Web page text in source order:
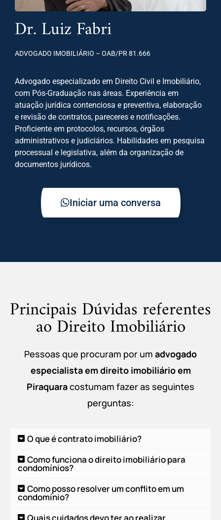
Dr. Luiz Fabri
ADVOGADO IMOBILIÁRIO – OAB/PR 81.666
Advogado especializado em Direito Civil e Imobiliário,
com Pós-Graduação nas áreas. Experiência em
atuação jurídica contenciosa e preventiva, elaboração
e revisão de contratos, pareceres e notificações.
Proficiente em protocolos, recursos, órgãos
administrativos e judiciários. Habilidades em pesquisa
processual e legislativa, além da organização de
documentos jurídicos.
Iniciar uma conversa
Principais Dúvidas referentes
ao Direito Imobiliário
Pessoas que procuram por um advogado
especialista emdireito imobiliário em
Piraquaracostumam fazer as seguintes
perguntas:
O que é contrato imobiliário?
Como funciona o direito imobiliário para
condomínios?
Como posso resolver um conflito em um
condomínio?